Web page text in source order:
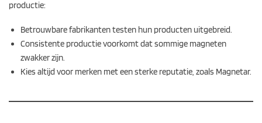
productie:
Betrouwbare fabrikanten testen hun producten uitgebreid.
Consistente productie voorkomt dat sommige magneten
zwakker zijn.
Kies altijd voor merken met een sterke reputatie, zoals Magnetar.